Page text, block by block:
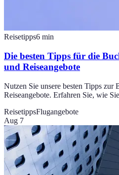
Reisetipps6 min
Die besten Tipps für die
und Reiseangebote
Nutzen Sie unsere besten Tipps zur
Reiseangebote. Erfahren Sie, wie
ReisetippsFlugangebote
Aug 7